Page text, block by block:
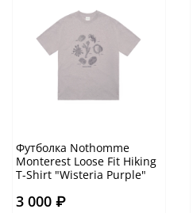
Футболка Nothomme
Monterest Loose Fit Hiking
T-Shirt "Wisteria Purple"
3 000 ₽